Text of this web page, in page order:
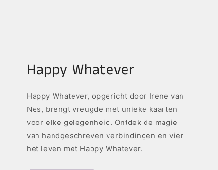
Happy Whatever
Happy Whatever, opgericht door Irene van
Nes, brengt vreugde met unieke kaarten
voor elke gelegenheid. Ontdek de magie
van handgeschreven verbindingen en vier
het leven met Happy Whatever.